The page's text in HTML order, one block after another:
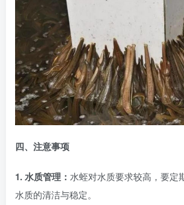
四、注意事项
1. 水质管理： 水蛭对水质要求较高，要定
水质的清洁与稳定。